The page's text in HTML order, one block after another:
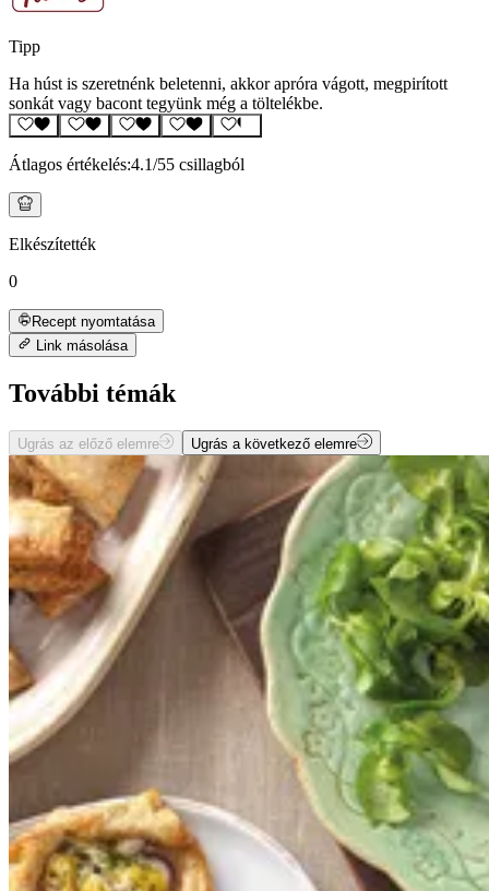
Tipp
Ha húst is szeretnénk beletenni, akkor apróra vágott, megpirított
sonkát vagy bacont tegyünk még a töltelékbe.
Átlagos értékelés:4.1/55 csillagból
Elkészítették
0
Recept nyomtatása
Link másolása
További témák
Ugrás az előző elemre Ugrás a következő elemre